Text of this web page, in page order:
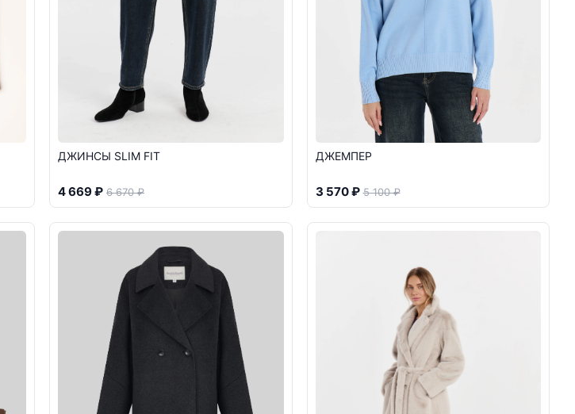
ДЖИНСЫ SLIM FIT
4 669 ₽ 6 670 ₽
ДЖЕМПЕР
3 570 ₽ 5 100 ₽